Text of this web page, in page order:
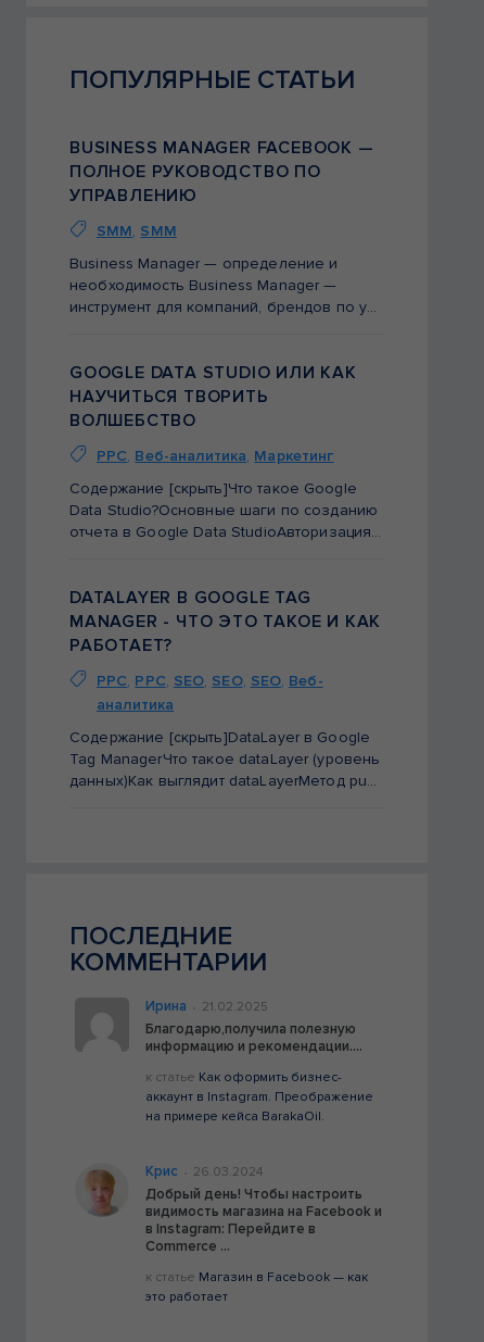
ПОПУЛЯРНЫЕ СТАТЬИ
BUSINESS MANAGER FACEBOOK —
ПОЛНОЕ РУКОВОДСТВО ПО
УПРАВЛЕНИЮ
SMM, SMM
Business Manager — определение и
необходимость Business Manager —
инструмент для компаний, брендов по управлению страницами, рекламными кабинетами, каталогами централизованно. Для чего нужен этот инструмент и какие проблемы может решить?  Проблема, с которой сталкиваются владельцы бизнеса —  нет всех прав на его ресурсы компании Facebook. Страницу создал SMM специалист, рекламный кабинет создал бывший маркетолог и […]
GOOGLE DATA STUDIO ИЛИ КАК
НАУЧИТЬСЯ ТВОРИТЬ
ВОЛШЕБСТВО
PPC, Веб-аналитика, Маркетинг
Содержание [скрыть]Что такое Google
Data Studio?Основные шаги по созданию
отчета в Google Data StudioАвторизация в Google Data StudioПроверка прав доступов в Data StudioСоздание отчетности в Data Studio Google Data Studio или как научиться творить волшебство Сегодня предлагаю поговорить о магии. Что же такое магия для специалиста и для клиента? Конечно, помимо конверсий в нашей работе есть […]
DATALAYER В GOOGLE TAG
MANAGER - ЧТО ЭТО ТАКОЕ И КАК
РАБОТАЕТ?
PPC, PPC, SEO, SEO, SEO, Веб-
аналитика
Содержание [скрыть]DataLayer в Google
Tag ManagerЧто такое dataLayer (уровень
данных)Как выглядит dataLayerМетод push для передачи данныхЧто такое event в dataLayerПеременные уровня данных и пользовательские события в GTMКак создать переменную уровня данных в GTMКак создать пользовательское событие в GTMКак проверить содержимое уровня данныхПримеры использования dataLayer Datalayer в Google Tag Manager — что это такое и как […]
ПОСЛЕДНИЕ
КОММЕНТАРИИ
Ирина 21.02.2025
Благодарю,получила полезную
информацию и рекомендации....
к статье Как оформить бизнес-
аккаунт в Instagram. Преображение
на примере кейса BarakaOil.
Крис 26.03.2024
Добрый день! Чтобы настроить
видимость магазина на Facebook и
в Instagram: Перейдите в
Commerce ...
к статье Магазин в Facebook — как
это работает